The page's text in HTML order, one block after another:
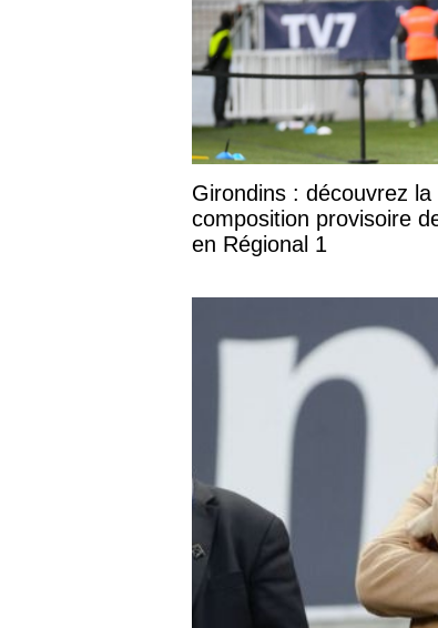
Girondins : découvrez la
composition provisoire
en Régional 1